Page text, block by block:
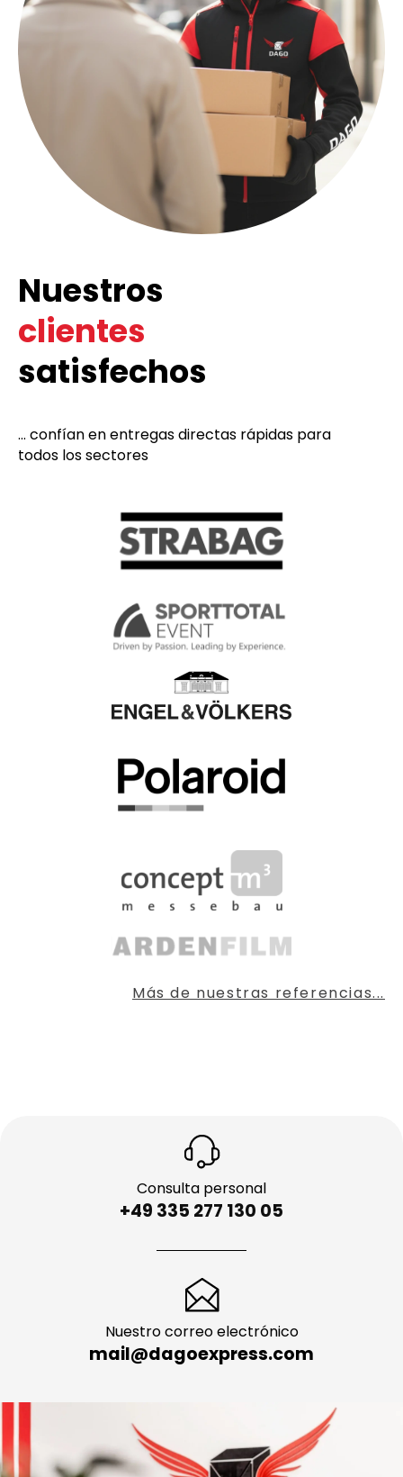
Nuestros
clientes
satisfechos
... confían en entregas directas rápidas para
todos los sectores
Más de nuestras referencias...
Consulta personal
+49 335 277 130 05
Nuestro correo electrónico
mail@dagoexpress.com